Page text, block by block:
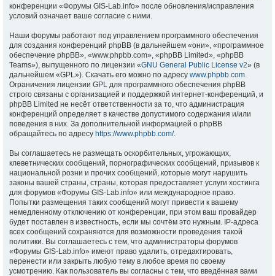
конференции «Форумы GIS-Lab.info» после обновления/исправления
условий означает ваше согласие с ними.
Наши форумы работают под управлением программного обеспечения
для создания конференций phpBB (в дальнейшем «они», «программное
обеспечение phpBB», «www.phpbb.com», «phpBB Limited», «phpBB
Teams»), выпущенного по лицензии «GNU General Public License v2» (в
дальнейшем «GPL»). Скачать его можно по адресу www.phpbb.com.
Ограничения лицензии GPL для программного обеспечения phpBB
строго связаны с организацией и поддержкой интернет-конференций, и
phpBB Limited не несёт ответственности за то, что администрация
конференций определяет в качестве допустимого содержания и/или
поведения в них. За дополнительной информацией о phpBB
обращайтесь по адресу https://www.phpbb.com/.
Вы соглашаетесь не размещать оскорбительных, угрожающих,
клеветнических сообщений, порнографических сообщений, призывов к
национальной розни и прочих сообщений, которые могут нарушить
законы вашей страны, страны, которая предоставляет услуги хостинга
для форумов «Форумы GIS-Lab.info» или международное право.
Попытки размещения таких сообщений могут привести к вашему
немедленному отключению от конференции, при этом ваш провайдер
будет поставлен в известность, если мы сочтём это нужным. IP-адреса
всех сообщений сохраняются для возможности проведения такой
политики. Вы соглашаетесь с тем, что администраторы форумов
«Форумы GIS-Lab.info» имеют право удалить, отредактировать,
перенести или закрыть любую тему в любое время по своему
усмотрению. Как пользователь вы согласны с тем, что введённая вами